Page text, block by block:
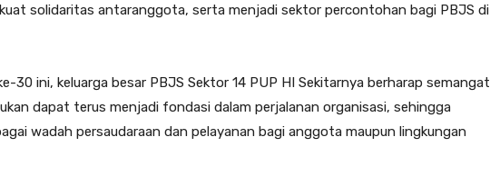
solidaritas antaranggota, serta menjadi sektor percontohan bagi PBJS di
30 ini, keluarga besar PBJS Sektor 14 PUP HI Sekitarnya berharap semangat
dapat terus menjadi fondasi dalam perjalanan organisasi, sehingga
wadah persaudaraan dan pelayanan bagi anggota maupun lingkungan